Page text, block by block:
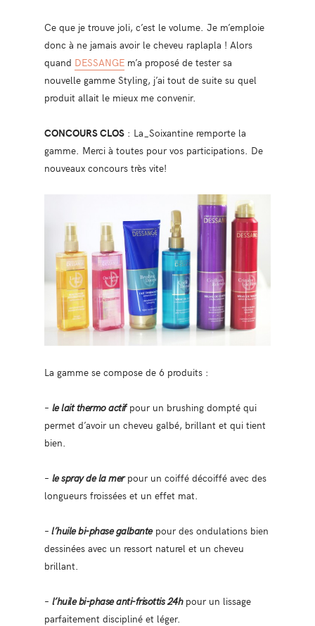
Ce que je trouve joli, c’est le volume. Je m’emploie
donc à ne jamais avoir le cheveu raplapla ! Alors
quand DESSANGEm’a proposé de tester sa
nouvelle gamme Styling, j’ai tout de suite su quel
produit allait le mieux me convenir.
CONCOURS CLOS: La_Soixantine remporte la
gamme. Merci à toutes pour vos participations. De
nouveaux concours très vite!
La gamme se compose de 6 produits :
– le lait thermo actifpour un brushing dompté qui
permet d’avoir un cheveu galbé, brillant et qui tient
bien.
– le spray de la merpour un coiffé décoiffé avec des
longueurs froissées et un effet mat.
– l’huile bi-phase galbantepour des ondulations bien
dessinées avec un ressort naturel et un cheveu
brillant.
– l’huile bi-phase anti-frisottis 24hpour un lissage
parfaitement discipliné et léger.